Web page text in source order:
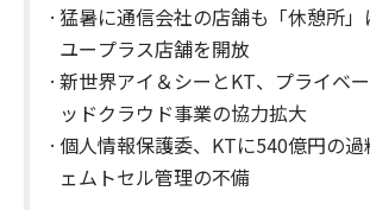
猛暑に通信会社の店舗も「休憩所
ユープラス店舗を開放
新世界アイ＆シーとKT、プライベ
ッドクラウド事業の協力拡大
個人情報保護委、KTに540億円の
ェムトセル管理の不備